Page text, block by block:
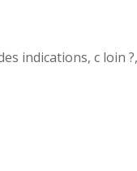
indications, c loin